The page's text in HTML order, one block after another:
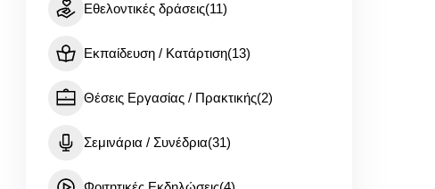
Εθελοντικές δράσεις(11)
Εκπαίδευση / Κατάρτιση(13)
Θέσεις Εργασίας / Πρακτικής(2)
Σεμινάρια / Συνέδρια(31)